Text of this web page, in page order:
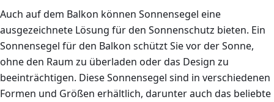
Auch auf dem Balkon können Sonnensegel eine
ausgezeichnete Lösung für den Sonnenschutz bieten. Ein
Sonnensegel für den Balkon schützt Sie vor der Sonne,
ohne den Raum zu überladen oder das Design zu
beeinträchtigen. Diese Sonnensegel sind in verschiedenen
Formen und Größen erhältlich, darunter auch das beliebte